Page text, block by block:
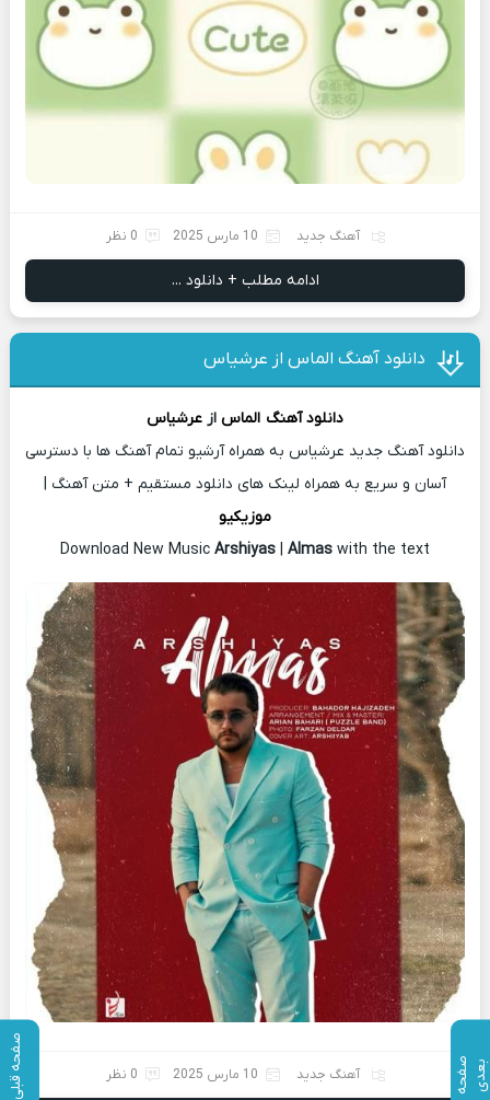
آهنگ جدید 10 مارس 2025 0 نظر
ادامه مطلب + دانلود ...
دانلود آهنگ الماس از عرشیاس
دانلود آهنگ الماس از عرشیاس
دانلود آهنگ جدید عرشیاس به همراه آرشیو تمام آهنگ ها با دسترسی
آسان و سریع به همراه لینک های دانلود مستقیم + متن آهنگ |
موزیکیو
Download New Music Arshiyas | Almas with the text
آهنگ جدید 10 مارس 2025 0 نظر ص
ف
ح
ه ب ع
د ی صفحه قبلی